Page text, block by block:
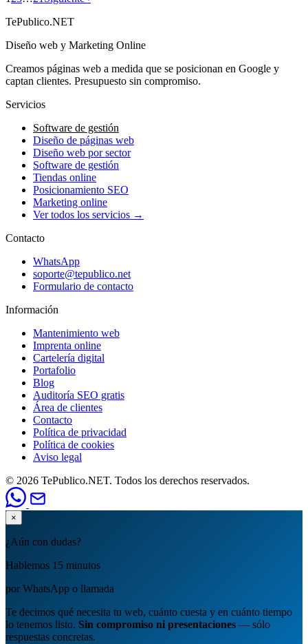
→
TePublico.NET
Diseño web y Marketing Online
Creamos páginas web a medida que se posicionan en Google y
captan clientes. Presupuesto sin compromiso.
Servicios
Software de gestión
Diseño de páginas web
Diseño web por sector
Software de gestión
Tiendas online
Posicionamiento SEO
Marketing online
Ver todos los servicios →
Contacto
WhatsApp
soporte@tepublico.net
Formulario de contacto
Información
Mantenimiento web
Imprenta online
Cartelería digital
Portafolio
Blog
Auditoría SEO gratis
Área de clientes
Contacto
Política de privacidad
Política de cookies
Aviso legal
© 2026 TePublico.NET. Todos los derechos reservados.
×
¿Aún con dudas?
Hablemos 15 minutos
por WhatsApp o llamada
Te decimos qué necesita tu web, cuánto cuesta y en cuánto tiempo
lo tenemos listo. Sin compromiso ni presentaciones — sólo
respuestas concretas.